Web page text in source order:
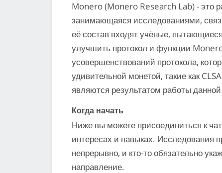
Monero (Monero Research Lab) - это
занимающаяся исследованиями,
её состав входят учёные,
улучшить протокол и функции
усовершенствований протокола,
удивительной монетой, такие как
являются результатом работы
Когда начать
Ниже вы можете присоединиться к
интересах и навыках. Исследования
непрерывно, и кто-то обязательно
направление.